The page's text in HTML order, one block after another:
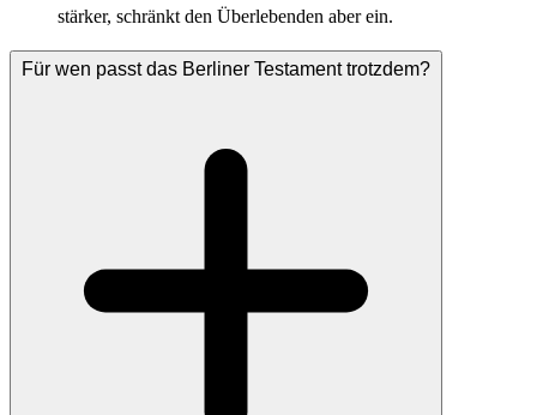
stärker, schränkt den Überlebenden aber ein.
Für wen passt das Berliner Testament trotzdem?